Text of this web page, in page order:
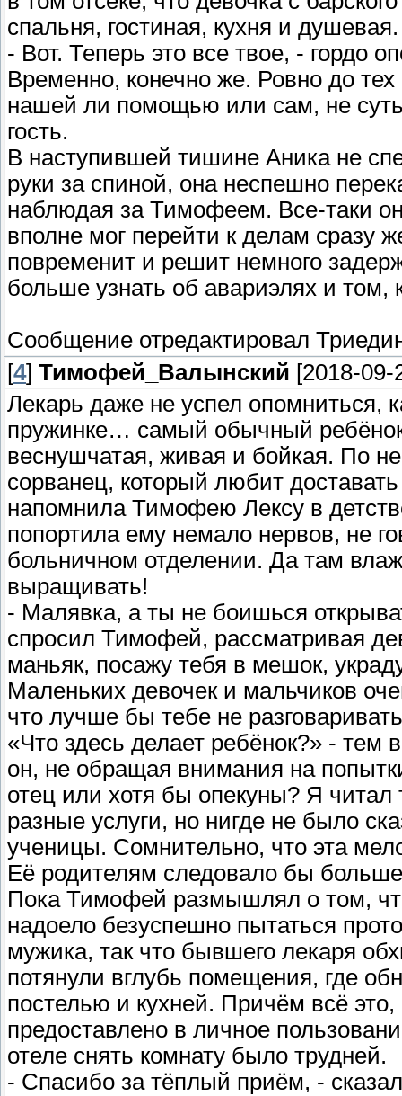
спальня, гостиная, кухня и душевая.
- Вот. Теперь это все твое, - гордо
Временно, конечно же. Ровно до
нашей ли помощью или сам, не
гость.
В наступившей тишине Аника не
руки за спиной, она неспешно
наблюдая за Тимофеем. Все-таки
вполне мог перейти к делам
повременит и решит немного
больше узнать об авариэлях и том,
Сообщение отредактировал
[4] Тимофей_Валынский [2018-
Лекарь даже не успел опомниться,
пружинке… самый обычный
веснушчатая, живая и бойкая. По
сорванец, который любит
напомнила Тимофею Лексу в
попортила ему немало нервов, не
больничном отделении. Да там
выращивать!
- Малявка, а ты не боишься
спросил Тимофей, рассматривая
маньяк, посажу тебя в мешок,
Маленьких девочек и мальчиков
что лучше бы тебе не
«Что здесь делает ребёнок?» -
он, не обращая внимания на
отец или хотя бы опекуны? Я читал
разные услуги, но нигде не было
ученицы. Сомнительно, что эта
Её родителям следовало бы
Пока Тимофей размышлял о том,
надоело безуспешно пытаться
мужика, так что бывшего лекаря
потянули вглубь помещения, где
постелью и кухней. Причём всё
предоставлено в личное
отеле снять комнату было трудней.
- Спасибо за тёплый приём, -